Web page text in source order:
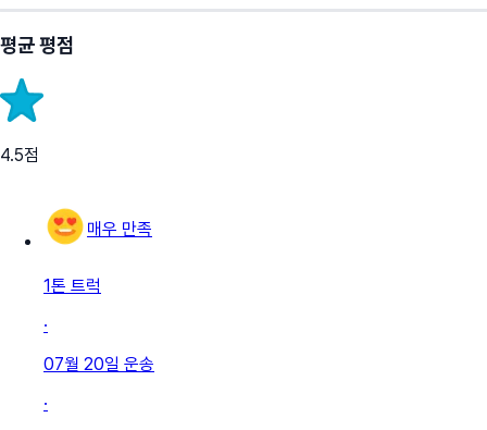
평균 평점
4.5점
매우 만족
1톤 트럭
·
07월 20일 운송
·